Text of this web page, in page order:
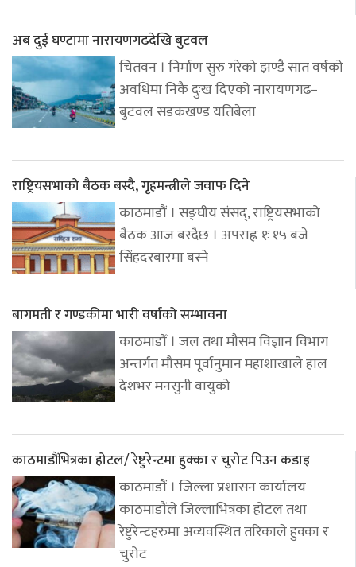
अब दुई घण्टामा नारायणगढदेखि बुटवल
चितवन । निर्माण सुरु गरेको झण्डै सात वर्षको
अवधिमा निकै दुःख दिएको नारायणगढ–
बुटवल सडकखण्ड यतिबेला
राष्ट्रियसभाको बैठक बस्दै, गृहमन्त्रीले जवाफ दिने
काठमाडौं । सङ्घीय संसद्, राष्ट्रियसभाको
बैठक आज बस्दैछ । अपराह्न १ः १५ बजे
सिंहदरबारमा बस्ने
बागमती र गण्डकीमा भारी वर्षाको सम्भावना
काठमाडौँ । जल तथा मौसम विज्ञान विभाग
अन्तर्गत मौसम पूर्वानुमान महाशाखाले हाल
देशभर मनसुनी वायुको
काठमाडौंभित्रका होटल/ रेष्टुरेन्टमा हुक्का र चुरोट पिउन कडाइ
काठमाडौं । जिल्ला प्रशासन कार्यालय
काठमाडौंले जिल्लाभित्रका होटल तथा
रेष्टुरेन्टहरुमा अव्यवस्थित तरिकाले हुक्का र
चुरोट